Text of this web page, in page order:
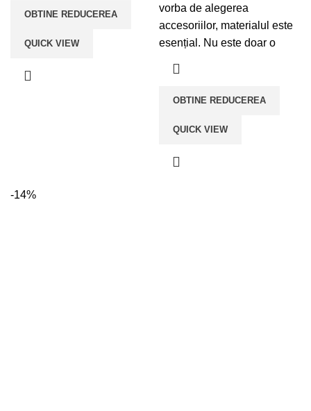
OBTINE REDUCEREA
QUICK VIEW
fost:
lei119,00.
lei99,99.
vorba de alegerea
accesoriilor, materialul este
esențial. Nu este doar o
OBTINE REDUCEREA
QUICK VIEW
-14%